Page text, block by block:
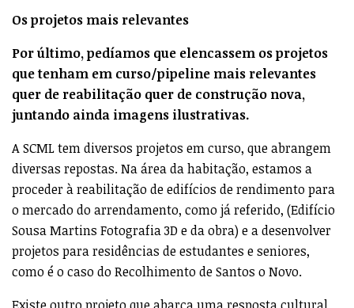
Os projetos mais relevantes
Por último, pedíamos que elencassem os projetos
que tenham em curso/pipeline mais relevantes
quer de reabilitação quer de construção nova,
juntando ainda imagens ilustrativas.
A SCML tem diversos projetos em curso, que abrangem
diversas repostas. Na área da habitação, estamos a
proceder à reabilitação de edifícios de rendimento para
o mercado do arrendamento, como já referido, (Edifício
Sousa Martins Fotografia 3D e da obra) e a desenvolver
projetos para residências de estudantes e seniores,
como é o caso do Recolhimento de Santos o Novo.